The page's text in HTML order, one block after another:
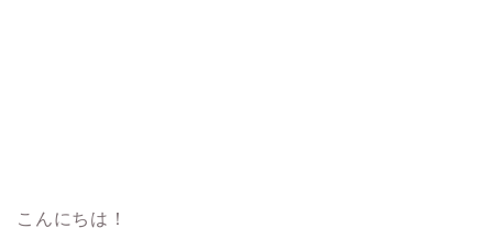
こんにちは！